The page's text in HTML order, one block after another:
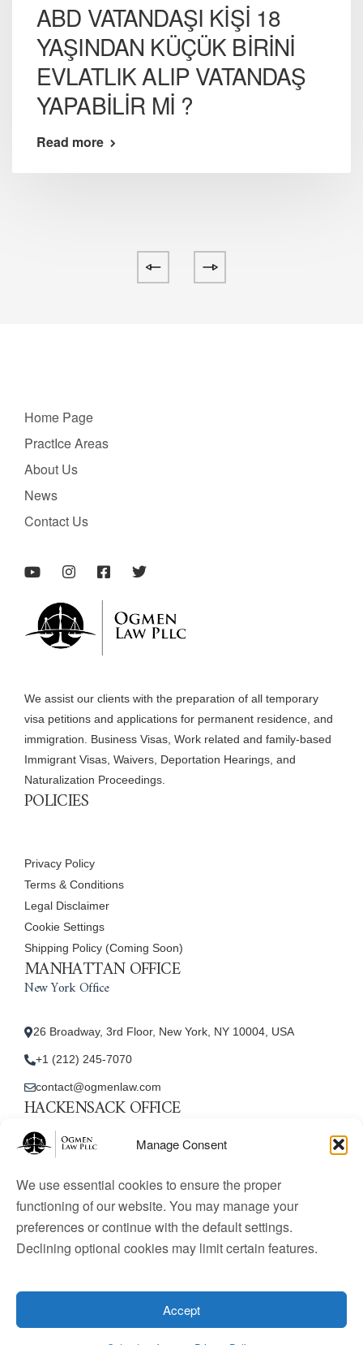
Manage Consent
We use essential cookies to ensure the proper
functioning of our website. You may manage your
preferences or continue with the default settings.
Declining optional cookies may limit certain features.
Accept
ABD VATANDAŞI KİŞİ 18
YAŞINDAN KÜÇÜK BİRİNİ
EVLATLIK ALIP VATANDAŞ
YAPABİLİR Mİ ?
Read more
Home Page
PractIce Areas
About Us
News
Contact Us
We assist our clients with the preparation of all temporary
visa petitions and applications for permanent residence, and
immigration. Business Visas, Work related and family-based
Immigrant Visas, Waivers, Deportation Hearings, and
Naturalization Proceedings.
POLICIES
Privacy Policy
Terms & Conditions
Legal Disclaimer
Cookie Settings
Shipping Policy (Coming Soon)
MANHATTAN OFFICE
New York Office
26 Broadway, 3rd Floor, New York, NY 10004, USA
+1 (212) 245-7070
contact@ogmenlaw.com
HACKENSACK OFFICE
New Jersey Office
contact@ogmenlaw.com
content is for informational purposes only and does not
constitute legal advice.